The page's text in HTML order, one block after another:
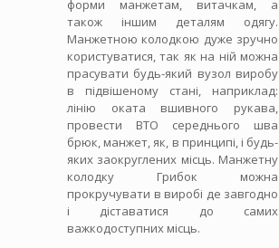
форми манжетам, витачкам, а
також іншим деталям одягу.
Манжетною колодкою дуже зручно
користуватися, так як на ній можна
прасувати будь-який вузол виробу
в підвішеному стані, наприклад:
лінію оката вшивного рукава,
провести ВТО середнього шва
брюк, манжет, як, в принципі, і будь-
яких заокруглених місць. Манжетну
колодку Грибок можна
прокручувати в виробі де завгодно
і діставатися до самих
важкодоступних місць.